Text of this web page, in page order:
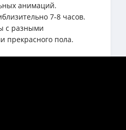
анимаций.
7-8 часов.
с разными
прекрасного пола.